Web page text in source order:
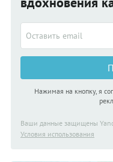
ощущениям и любите
открытия!
Нажимая на кнопку, я
Ваши данные защищены
Условия использования